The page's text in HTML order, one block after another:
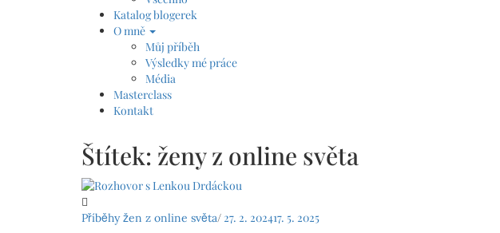
Katalog blogerek
O mně
Můj příběh
Výsledky mé práce
Média
Masterclass
Kontakt
Štítek: ženy z online světa
Příběhy žen z online světa/ 27. 2. 202417. 5. 2025